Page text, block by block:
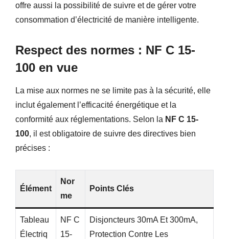
offre aussi la possibilité de suivre et de gérer votre
consommation d’électricité de manière intelligente.
Respect des normes : NF C 15-
100 en vue
La mise aux normes ne se limite pas à la sécurité, elle
inclut également l’efficacité énergétique et la
conformité aux réglementations. Selon la NF C 15-
100, il est obligatoire de suivre des directives bien
précises :
Élément
Nor
Me
Points Clés
Tableau
Électriq
NF C
15-
Disjoncteurs 30mA Et 300mA,
Protection Contre Les